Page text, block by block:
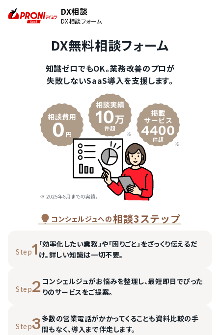
DX相談
DX相談フォーム
DX無料相談フォーム
知識ゼロでもOK。業務改善のプロが
失敗しないSaaS導入を支援します。
コンシェルジュへの相談3ステップ
Step1 「効率化したい業務」や「困りごと」をざっくり伝えるだ
け。詳しい知識は一切不要。
Step2 コンシェルジュがお悩みを整理し、最短即日でぴった
りのサービスをご提案。
Step3多数の営業電話がかかってくることも資料比較の手
間もなく、導入まで伴走します。